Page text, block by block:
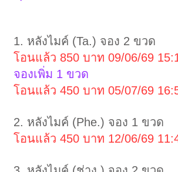
1. หลังไมค์ (Ta.) จอง 2 ขวด
โอนแล้ว 850 บาท 09/06/69
จองเพิ่ม 1 ขวด
โอนแล้ว 450 บาท 05/07/69
2. หลังไมค์ (Phe.) จอง 1 ขวด
โอนแล้ว 450 บาท 12/06/69